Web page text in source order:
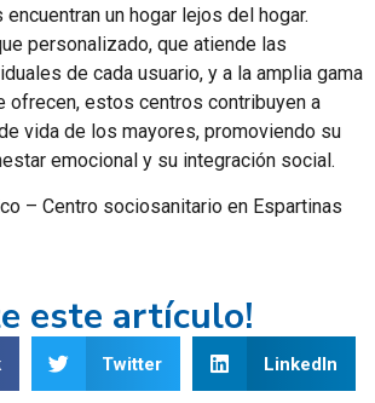
un hogar lejos del hogar.
personalizado, que atiende las
de cada usuario, y a la amplia gama
ofrecen, estos centros contribuyen a
vida de los mayores, promoviendo su
emocional y su integración social.
– Centro sociosanitario en Espartinas
este artículo!
Twitter LinkedIn